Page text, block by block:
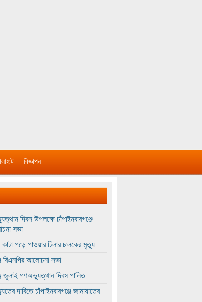
বিজ্ঞাপন
দিবস উপলক্ষে চাঁপাইনবাবগঞ্জে
সভা
কাটা পড়ে পাওয়ার টিলার চালকের মৃত্যু
বিএনপির আলোচনা সভা
জুলাই গণঅভ্যুত্থান দিবস পালিত
দাবিতে চাঁপাইনবাবগঞ্জে জামায়াতের